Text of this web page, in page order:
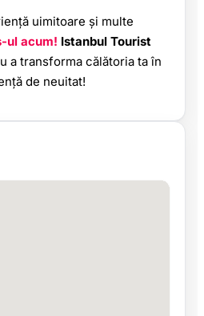
uimitoare și multe
ul acum! Istanbul Tourist
a transforma călătoria ta în
de neuitat!